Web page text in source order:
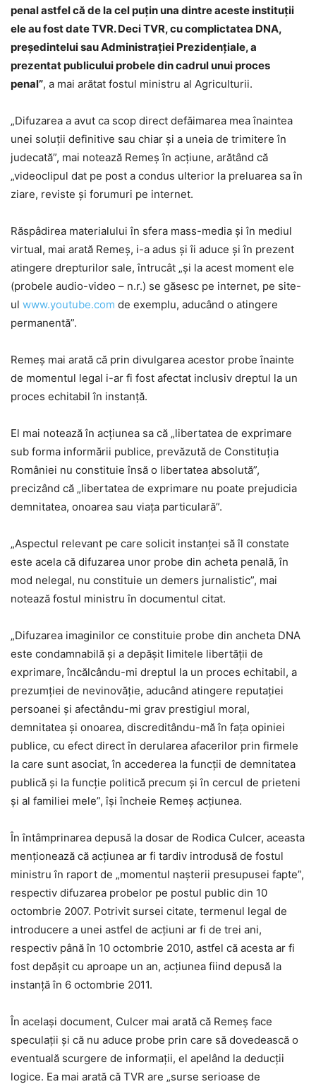
penal astfel că de la cel puţin una dintre aceste instituţii
ele au fost date TVR. Deci TVR, cu complictatea DNA,
preşedintelui sau Administraţiei Prezidenţiale, a
prezentat publicului probele din cadrul unui proces
penal”, a mai arătat fostul ministru al Agriculturii.
„Difuzarea a avut ca scop direct defăimarea mea înaintea
unei soluţii definitive sau chiar şi a uneia de trimitere în
judecată”, mai notează Remeş în acţiune, arătând că
„videoclipul dat pe post a condus ulterior la preluarea sa în
ziare, reviste şi forumuri pe internet.
Răspâdirea materialului în sfera mass-media şi în mediul
virtual, mai arată Remeş, i-a adus şi îi aduce şi în prezent
atingere drepturilor sale, întrucât „şi la acest moment ele
(probele audio-video – n.r.) se găsesc pe internet, pe site-
ul www.youtube.com de exemplu, aducând o atingere
permanentă”.
Remeş mai arată că prin divulgarea acestor probe înainte
de momentul legal i-ar fi fost afectat inclusiv dreptul la un
proces echitabil în instanţă.
El mai notează în acţiunea sa că „libertatea de exprimare
sub forma informării publice, prevăzută de Constituţia
României nu constituie însă o libertatea absolută”,
precizând că „libertatea de exprimare nu poate prejudicia
demnitatea, onoarea sau viaţa particulară”.
„Aspectul relevant pe care solicit instanţei să îl constate
este acela că difuzarea unor probe din acheta penală, în
mod nelegal, nu constituie un demers jurnalistic”, mai
notează fostul ministru în documentul citat.
„Difuzarea imaginilor ce constituie probe din ancheta DNA
este condamnabilă şi a depăşit limitele libertăţii de
exprimare, încălcându-mi dreptul la un proces echitabil, a
prezumţiei de nevinovăţie, aducând atingere reputaţiei
persoanei şi afectându-mi grav prestigiul moral,
demnitatea şi onoarea, discreditându-mă în faţa opiniei
publice, cu efect direct în derularea afacerilor prin firmele
la care sunt asociat, în accederea la funcţii de demnitatea
publică şi la funcţie politică precum şi în cercul de prieteni
şi al familiei mele”, îşi încheie Remeş acţiunea.
În întâmprinarea depusă la dosar de Rodica Culcer, aceasta
menţionează că acţiunea ar fi tardiv introdusă de fostul
ministru în raport de „momentul naşterii presupusei fapte”,
respectiv difuzarea probelor pe postul public din 10
octombrie 2007. Potrivit sursei citate, termenul legal de
introducere a unei astfel de acţiuni ar fi de trei ani,
respectiv până în 10 octombrie 2010, astfel că acesta ar fi
fost depăşit cu aproape un an, acţiunea fiind depusă la
instanţă în 6 octombrie 2011.
În acelaşi document, Culcer mai arată că Remeş face
speculaţii şi că nu aduce probe prin care să dovedească o
eventuală scurgere de informaţii, el apelând la deducţii
logice. Ea mai arată că TVR are „surse serioase de